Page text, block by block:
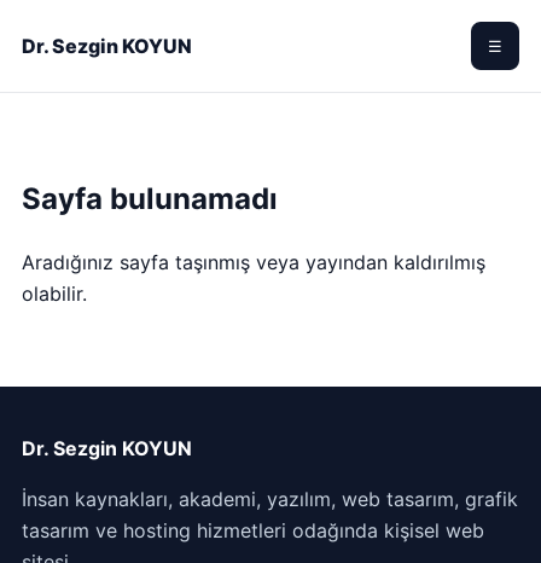
Dr. Sezgin KOYUN ☰
Sayfa bulunamadı
Aradığınız sayfa taşınmış veya yayından kaldırılmış
olabilir.
Dr. Sezgin KOYUN
İnsan kaynakları, akademi, yazılım, web tasarım, grafik
tasarım ve hosting hizmetleri odağında kişisel web